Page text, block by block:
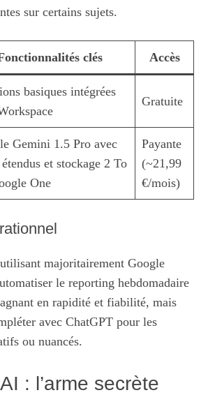
sur certains sujets.
clés Accès
basiques intégrées
Gratuite
Gemini 1.5 Pro avec
et stockage 2 To
One
Payante
(~21,99
€/mois)
majoritairement Google
le reporting hebdomadaire
en rapidité et fiabilité, mais
avec ChatGPT pour les
ou nuancés.
: l’arme secrète